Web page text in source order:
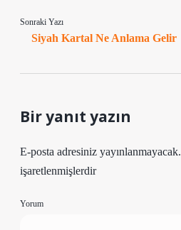
Sonraki Yazı
Siyah Kartal Ne Anlama Gelir
Bir yanıt yazın
E-posta adresiniz yayınlanmayacak.
işaretlenmişlerdir
Yorum